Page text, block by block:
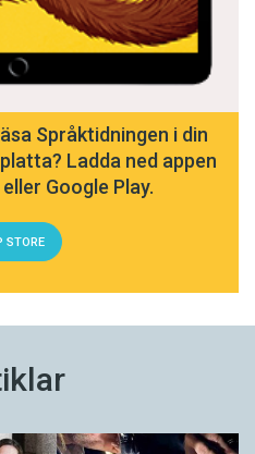
Språktidningen i din
Ladda ned appen
Google Play.
STORE